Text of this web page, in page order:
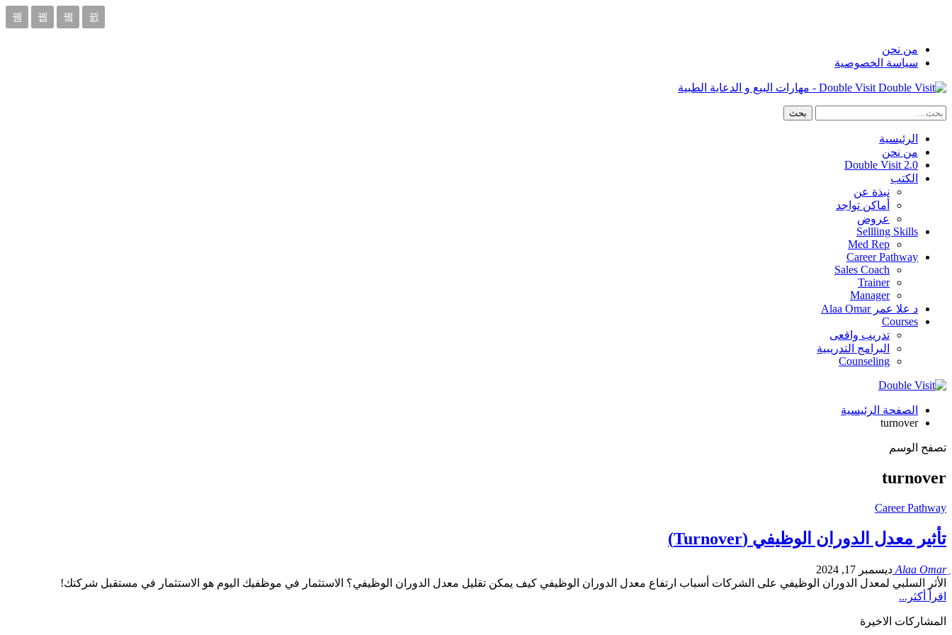
من نحن
سياسة الخصوصية
Double Visit - مهارات البيع و الدعاية الطبية
الرئيسية
من نحن
Double Visit 2.0
الكتب
نبذة عن
أماكن تواجد
عروض
Sellling Skills
Med Rep
Career Pathway
Sales Coach
Trainer
Manager
د علا عمر Alaa Omar
Courses
تدريب واقعى
البرامج التدريبية
Counseling
الصفحة الرئيسية
turnover
تصفح الوسم
turnover
Career Pathway
تأثير معدل الدوران الوظيفي (Turnover)
ديسمبر 17, 2024
الأثر السلبي لمعدل الدوران الوظيفي على الشركات أسباب ارتفاع معدل الدوران الوظيفي كيف يمكن تقليل معدل الدوران الوظيفي؟ الاستثمار في موظفيك اليوم هو الاستثمار في مستقبل شركتك!
اقرأ أكثر...
المشاركات الاخيرة